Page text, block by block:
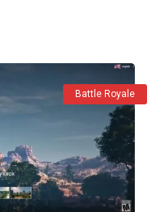
Battle Royale